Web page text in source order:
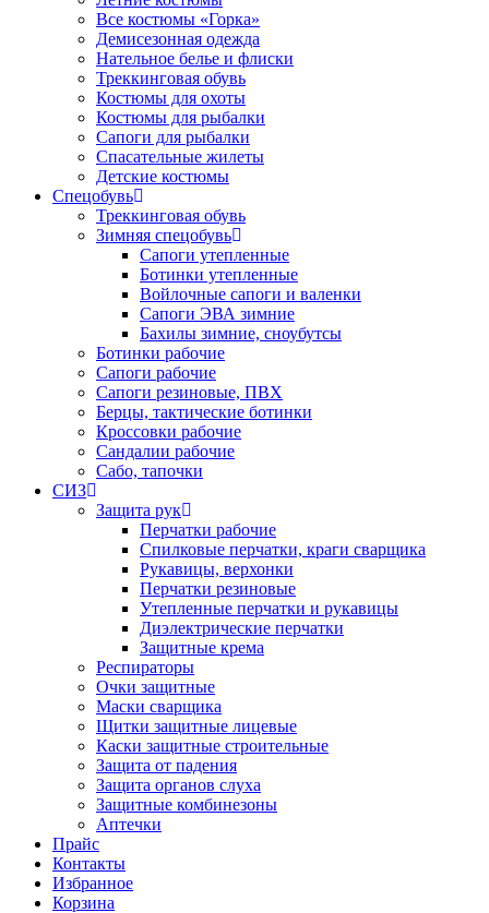
Все костюмы «Горка»
Демисезонная одежда
Нательное белье и флиски
Треккинговая обувь
Костюмы для охоты
Костюмы для рыбалки
Сапоги для рыбалки
Спасательные жилеты
Детские костюмы
Спецобувь
Треккинговая обувь
Зимняя спецобувь
Сапоги утепленные
Ботинки утепленные
Войлочные сапоги и валенки
Сапоги ЭВА зимние
Бахилы зимние, сноубутсы
Ботинки рабочие
Сапоги рабочие
Сапоги резиновые, ПВХ
Берцы, тактические ботинки
Кроссовки рабочие
Сандалии рабочие
Сабо, тапочки
СИЗ
Защита рук
Перчатки рабочие
Спилковые перчатки, краги сварщика
Рукавицы, верхонки
Перчатки резиновые
Утепленные перчатки и рукавицы
Диэлектрические перчатки
Защитные крема
Респираторы
Очки защитные
Маски сварщика
Щитки защитные лицевые
Каски защитные строительные
Защита от падения
Защита органов слуха
Защитные комбинезоны
Аптечки
Прайс
Контакты
Избранное
Корзина